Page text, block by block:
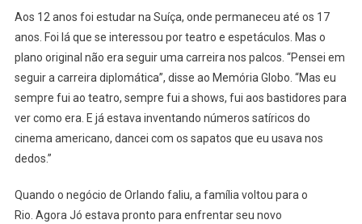
Aos 12 anos foi estudar na Suíça, onde permaneceu até os 17
anos. Foi lá que se interessou por teatro e espetáculos. Mas o
plano original não era seguir uma carreira nos palcos. “Pensei em
seguir a carreira diplomática”, disse ao Memória Globo. “Mas eu
sempre fui ao teatro, sempre fui a shows, fui aos bastidores para
ver como era. E já estava inventando números satíricos do
cinema americano, dancei com os sapatos que eu usava nos
dedos.”
Quando o negócio de Orlando faliu, a família voltou para o
Rio. Agora Jó estava pronto para enfrentar seu novo